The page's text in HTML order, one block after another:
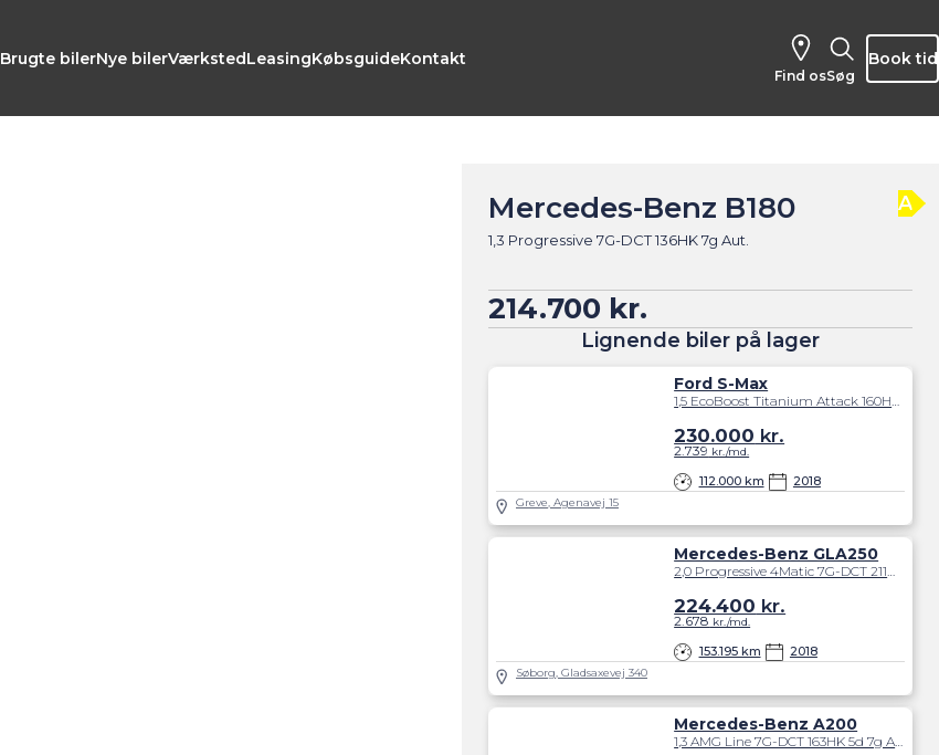
Brugte bilerNye bilerVærkstedLeasingKøbsguideKontakt
Find os Søg
Book tid
Mercedes-Benz B180
1,3 Progressive 7G-DCT 136HK 7g Aut.
A
214.700 kr.
Lignende biler på lager
Ford S-Max
112.000 km 2018
230.000 kr.
2.739 kr./md.
Greve, Agenavej 15
Mercedes-Benz GLA250
153.195 km 2018
224.400 kr.
2.678 kr./md.
Søborg, Gladsaxevej 340
Mercedes-Benz A200